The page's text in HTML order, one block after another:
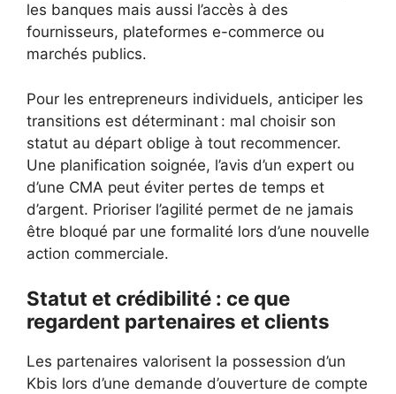
les banques mais aussi l’accès à des
fournisseurs, plateformes e-commerce ou
marchés publics.
Pour les entrepreneurs individuels, anticiper les
transitions est déterminant : mal choisir son
statut au départ oblige à tout recommencer.
Une planification soignée, l’avis d’un expert ou
d’une CMA peut éviter pertes de temps et
d’argent. Prioriser l’agilité permet de ne jamais
être bloqué par une formalité lors d’une nouvelle
action commerciale.
Statut et crédibilité : ce que
regardent partenaires et clients
Les partenaires valorisent la possession d’un
Kbis lors d’une demande d’ouverture de compte